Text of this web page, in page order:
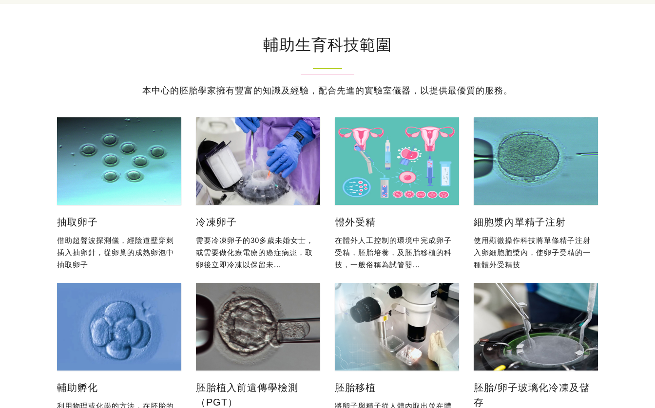
輔助生育科技範圍
本中心的胚胎學家擁有豐富的知識及經驗，配合先進的實驗室儀器，以提供最優質的服務。
抽取卵子
借助超聲波探測儀，經陰道壁穿刺
插入抽卵針，從卵巢的成熟卵泡中
抽取卵子
冷凍卵子
需要冷凍卵子的30多歲未婚女士，
或需要做化療電療的癌症病患，取
卵後立即冷凍以保留未...
體外受精
在體外人工控制的環境中完成卵子
受精，胚胎培養，及胚胎移植的科
技，一般俗稱為試管嬰...
細胞漿內單精子注射
使用顯微操作科技將單條精子注射
入卵細胞胞漿內，使卵子受精的一
種體外受精技
輔助孵化
利用物理或化學的方法，在胚胎的
胚胎植入前遺傳學檢測
（PGT）
胚胎移植
將卵子與精子從人體內取出並在體
胚胎/卵子玻璃化冷凍及儲
存